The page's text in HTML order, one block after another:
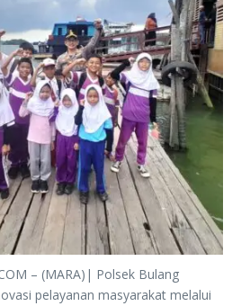
– (MARA)| Polsek Bulang
pelayanan masyarakat melalui